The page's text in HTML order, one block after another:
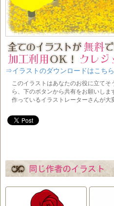
⇒イラストのダウンロードはこちら